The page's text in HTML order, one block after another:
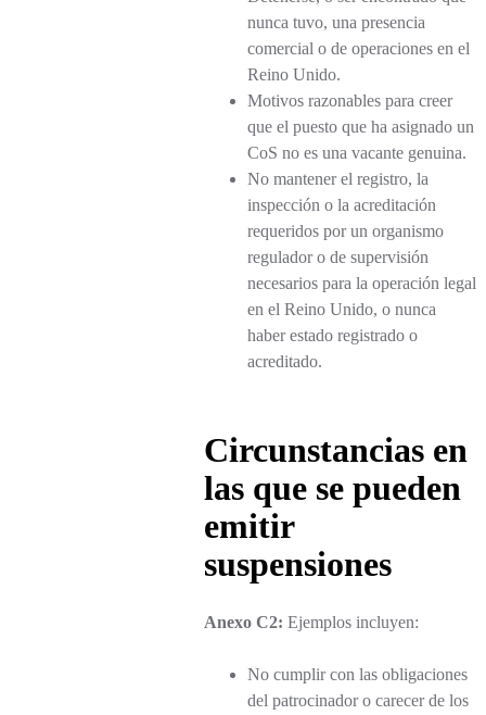
nunca tuvo, una presencia
comercial o de operaciones en el
Reino Unido.
Motivos razonables para creer
que el puesto que ha asignado un
CoS no es una vacante genuina.
No mantener el registro, la
inspección o la acreditación
requeridos por un organismo
regulador o de supervisión
necesarios para la operación legal
en el Reino Unido, o nunca
haber estado registrado o
acreditado.
Circunstancias en
las que se pueden
emitir
suspensiones
Anexo C2: Ejemplos incluyen:
No cumplir con las obligaciones
del patrocinador o carecer de los